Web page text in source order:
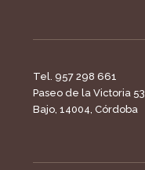
Tel. 957 298 661
Paseo de la Victoria 53
Bajo, 14004, Córdoba